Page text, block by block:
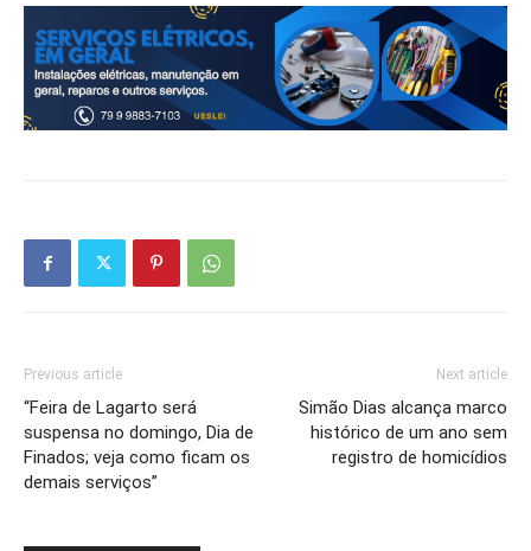
Previous article
“Feira de Lagarto será
suspensa no domingo, Dia de
Finados; veja como ficam os
demais serviços”
Next article
Simão Dias alcança marco
histórico de um ano sem
registro de homicídios